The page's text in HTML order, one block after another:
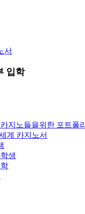
서
입학
지노들을위한 포트폴
계 카지노서
생